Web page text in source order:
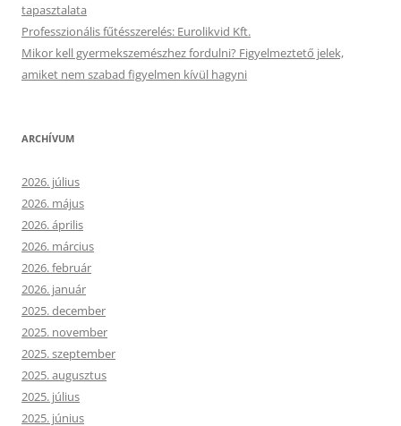
tapasztalata
Professzionális fűtésszerelés: Eurolikvid Kft.
Mikor kell gyermekszemészhez fordulni? Figyelmeztető jelek,
amiket nem szabad figyelmen kívül hagyni
ARCHÍVUM
2026. július
2026. május
2026. április
2026. március
2026. február
2026. január
2025. december
2025. november
2025. szeptember
2025. augusztus
2025. július
2025. június